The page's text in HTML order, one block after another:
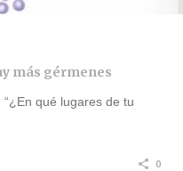
más gérmenes
qué lugares de tu
0